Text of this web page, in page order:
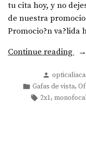
tu cita hoy, y no
de nuestra
Promocio?n va?lida
Continue reading
Posted
by
Posted
in
Gafas de vista,
Tags:
2x1,